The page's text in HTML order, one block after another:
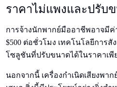
ราคาไม่แพงและปรับ
การจ้างนักพากย์มืออาชีพอาจมีค่
$500 ต่อชั่วโมง เทคโนโลยีการสั
โซลูชันที่ปรับขนาดได้ในราคาเพี
นอกจากนี้ เครื่องกําเนิดเสียงพา